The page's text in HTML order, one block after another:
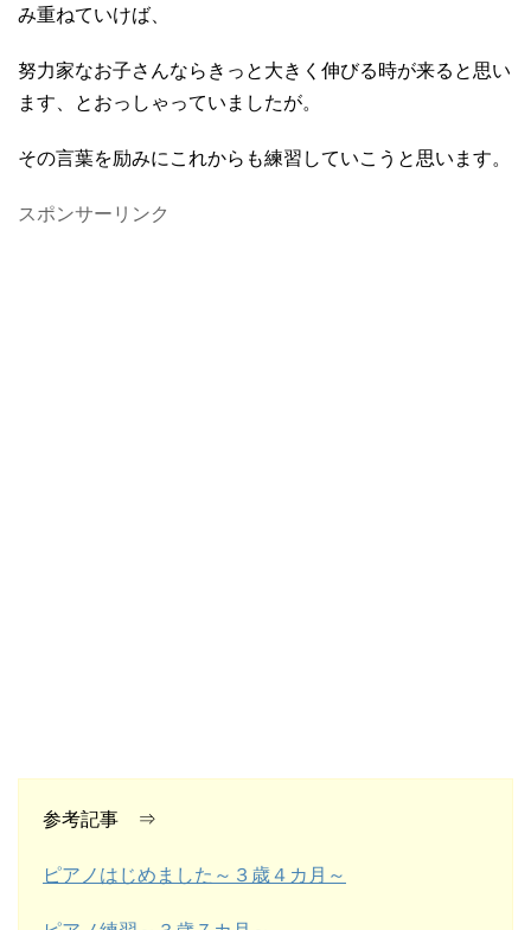
み重ねていけば、
努力家なお子さんならきっと大きく伸びる時が来ると思い
ます、とおっしゃっていましたが。
その言葉を励みにこれからも練習していこうと思います。
スポンサーリンク
参考記事 ⇒
ピアノはじめました～３歳４カ月～